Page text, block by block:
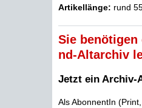
Artikellänge: rund
Sie
nd-Altarchiv
Jetzt ein Archiv-
Als AbonnentIn